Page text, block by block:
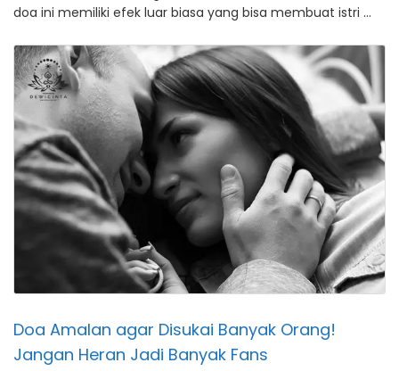
doa ini memiliki efek luar biasa yang bisa membuat istri …
Doa Amalan agar Disukai Banyak Orang!
Jangan Heran Jadi Banyak Fans